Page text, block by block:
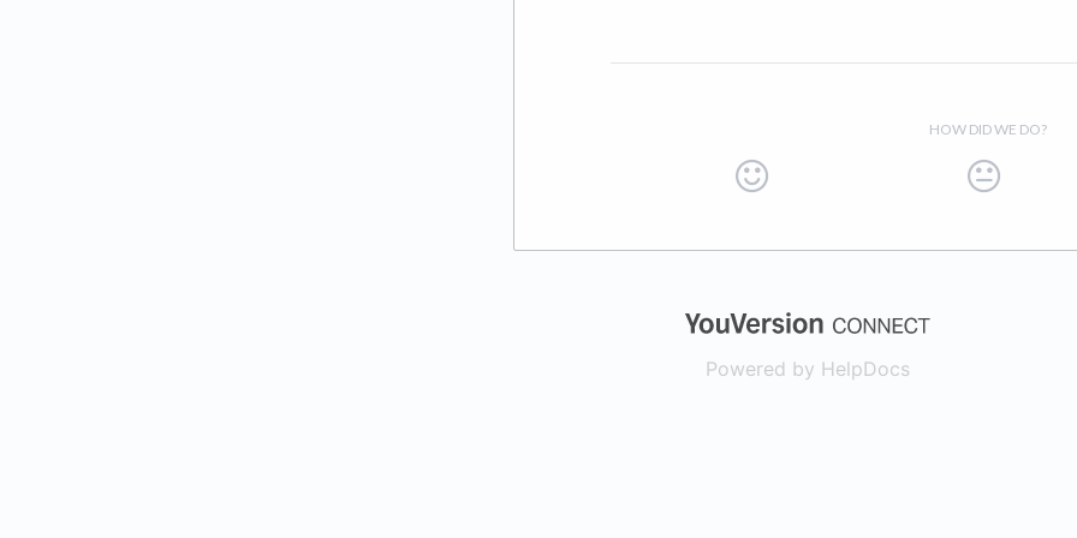
HOW DID WE DO?
(opens in a new
Powered by HelpDocs